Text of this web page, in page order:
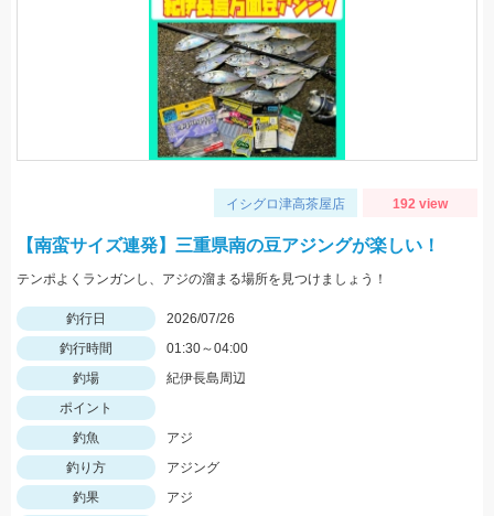
イシグロ津高茶屋店 192 view
【南蛮サイズ連発】三重県南の豆アジングが楽しい！
テンポよくランガンし、アジの溜まる場所を見つけましょう！
釣行日
2026/07/26
釣行時間
01:30～04:00
釣場
紀伊長島周辺
ポイント
釣魚
アジ
釣り方
アジング
釣果
アジ